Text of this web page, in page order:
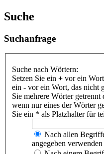
Suche
Suchanfrage
Suche nach Wörtern:
Setzen Sie ein + vor ein
ein - vor ein Wort, das nicht
Sie mehrere Wörter getrennt
wenn nur eines der Wörter
Sie ein * als Platzhalter für
Nach allen
angegeben verwenden